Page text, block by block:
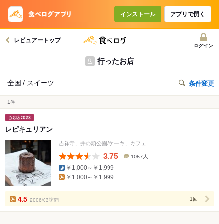
インストール アプリで開く
レビュアートップ
ログイン
行ったお店
全国 / スイーツ 条件変更
1 件
レピキュリアン
吉祥寺、井の頭公園/ケーキ、カフェ
3.75
数
1057人
￥1,000～￥1,999
￥1,000～￥1,999
4.5 2006/03訪問 1回